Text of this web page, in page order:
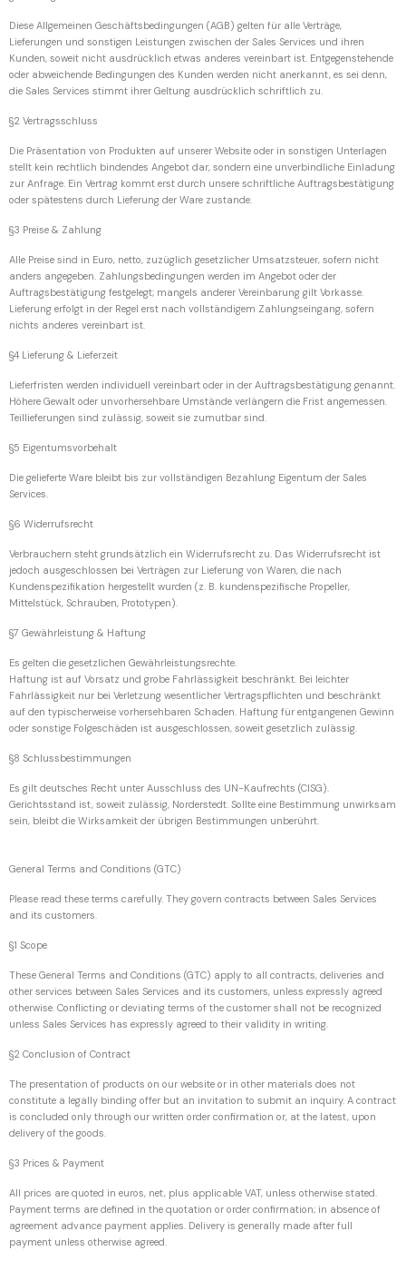
Diese Allgemeinen Geschäftsbedingungen (AGB) gelten für alle Verträge,
Lieferungen und sonstigen Leistungen zwischen der Sales Services und ihren
Kunden, soweit nicht ausdrücklich etwas anderes vereinbart ist. Entgegenstehende
oder abweichende Bedingungen des Kunden werden nicht anerkannt, es sei denn,
die Sales Services stimmt ihrer Geltung ausdrücklich schriftlich zu.
§2 Vertragsschluss
Die Präsentation von Produkten auf unserer Website oder in sonstigen Unterlagen
stellt kein rechtlich bindendes Angebot dar, sondern eine unverbindliche Einladung
zur Anfrage. Ein Vertrag kommt erst durch unsere schriftliche Auftragsbestätigung
oder spätestens durch Lieferung der Ware zustande.
§3 Preise & Zahlung
Alle Preise sind in Euro, netto, zuzüglich gesetzlicher Umsatzsteuer, sofern nicht
anders angegeben. Zahlungsbedingungen werden im Angebot oder der
Auftragsbestätigung festgelegt; mangels anderer Vereinbarung gilt Vorkasse.
Lieferung erfolgt in der Regel erst nach vollständigem Zahlungseingang, sofern
nichts anderes vereinbart ist.
§4 Lieferung & Lieferzeit
Lieferfristen werden individuell vereinbart oder in der Auftragsbestätigung genannt.
Höhere Gewalt oder unvorhersehbare Umstände verlängern die Frist angemessen.
Teillieferungen sind zulässig, soweit sie zumutbar sind.
§5 Eigentumsvorbehalt
Die gelieferte Ware bleibt bis zur vollständigen Bezahlung Eigentum der Sales
Services.
§6 Widerrufsrecht
Verbrauchern steht grundsätzlich ein Widerrufsrecht zu. Das Widerrufsrecht ist
jedoch ausgeschlossen bei Verträgen zur Lieferung von Waren, die nach
Kundenspezifikation hergestellt wurden (z. B. kundenspezifische Propeller,
Mittelstück, Schrauben, Prototypen).
§7 Gewährleistung & Haftung
Es gelten die gesetzlichen Gewährleistungsrechte.
Haftung ist auf Vorsatz und grobe Fahrlässigkeit beschränkt. Bei leichter
Fahrlässigkeit nur bei Verletzung wesentlicher Vertragspflichten und beschränkt
auf den typischerweise vorhersehbaren Schaden. Haftung für entgangenen Gewinn
oder sonstige Folgeschäden ist ausgeschlossen, soweit gesetzlich zulässig.
§8 Schlussbestimmungen
Es gilt deutsches Recht unter Ausschluss des UN-Kaufrechts (CISG).
Gerichtsstand ist, soweit zulässig, Norderstedt. Sollte eine Bestimmung unwirksam
sein, bleibt die Wirksamkeit der übrigen Bestimmungen unberührt.
General Terms and Conditions (GTC)
Please read these terms carefully. They govern contracts between Sales Services
and its customers.
§1 Scope
These General Terms and Conditions (GTC) apply to all contracts, deliveries and
other services between Sales Services and its customers, unless expressly agreed
otherwise. Conflicting or deviating terms of the customer shall not be recognized
unless Sales Services has expressly agreed to their validity in writing.
§2 Conclusion of Contract
The presentation of products on our website or in other materials does not
constitute a legally binding offer but an invitation to submit an inquiry. A contract
is concluded only through our written order confirmation or, at the latest, upon
delivery of the goods.
§3 Prices & Payment
All prices are quoted in euros, net, plus applicable VAT, unless otherwise stated.
Payment terms are defined in the quotation or order confirmation; in absence of
agreement advance payment applies. Delivery is generally made after full
payment unless otherwise agreed.